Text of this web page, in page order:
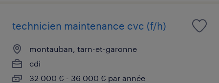
technicien maintenance cvc (f/h)
montauban, tarn-et-garonne
cdi
32 000 € - 36 000 € par année